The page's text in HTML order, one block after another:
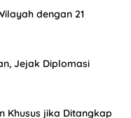
dengan 21
Jejak Diplomasi
Khusus jika Ditangkap